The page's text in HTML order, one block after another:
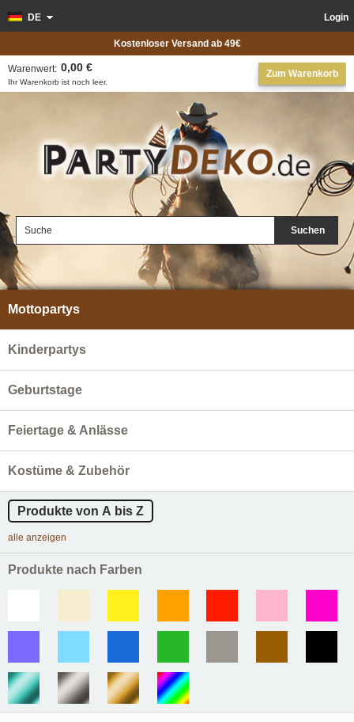
Suchen
Login
DE
Zum Warenkorb
Ihr Warenkorb ist noch leer.
Warenwert: 0,00 €
Kostenloser Versand ab 49€
Mottopartys
Kinderpartys
Geburtstage
Feiertage & Anlässe
Kostüme & Zubehör
Produkte von A bis Z
alle anzeigen
Produkte nach Farben